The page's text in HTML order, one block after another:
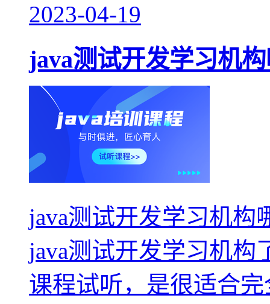
2023-04-19
java测试开发学习机
java测试开发学习机构
java测试开发学习机构
课程试听，是很适合